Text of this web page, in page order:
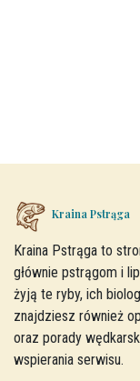
Kraina Pstrąga
Kraina Pstrąga to
głównie pstrągom i
żyją te ryby, ich
znajdziesz również
oraz porady
wspierania serwisu.